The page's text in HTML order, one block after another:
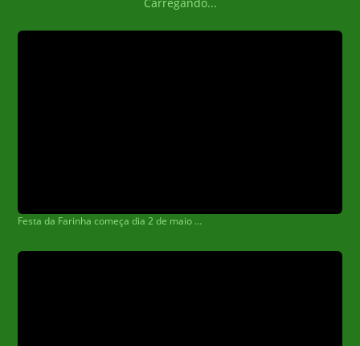
Carregando...
Festa da Farinha começa dia 2 de maio e espera 25 mil pessoas por noite